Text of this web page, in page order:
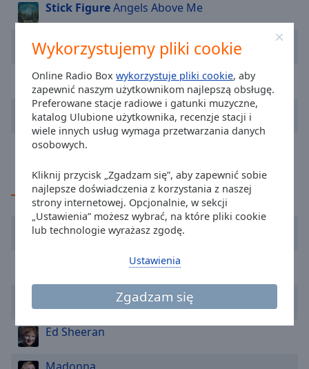
Wykorzystujemy pliki cookie
Online Radio Boxwykorzystuje pliki cookie, aby
zapewnić naszym użytkownikom najlepszą obsługę.
Preferowane stacje radiowe i gatunki muzyczne,
katalog Ulubione użytkownika, recenzje stacji i
wiele innych usług wymaga przetwarzania danych
osobowych.
Kliknij przycisk „Zgadzam się”, aby zapewnić sobie
najlepsze doświadczenia z korzystania z naszej
strony internetowej. Opcjonalnie, w sekcji
„Ustawienia” możesz wybrać, na które pliki cookie
lub technologie wyrażasz zgodę.
Zgadzam się
Ustawienia
cancel
window.
Background
Caption
Area
Background
Color
Stick FigureAngels Above Me
Kygo Save My Love
EnejTak Smakuje Życie
B.R.OJeszcze Będzie Pięknie
Jennifer Lopez
TOP Wykonawcy
Jennifer Lopez
Dawid Podsiadło
Ed Sheeran